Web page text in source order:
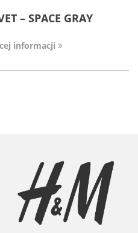
– SPACE GRAY
informacji